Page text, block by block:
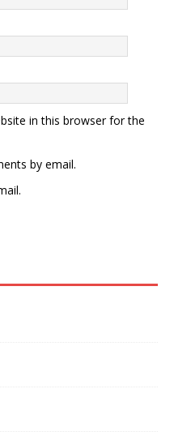
in this browser for the
by email.